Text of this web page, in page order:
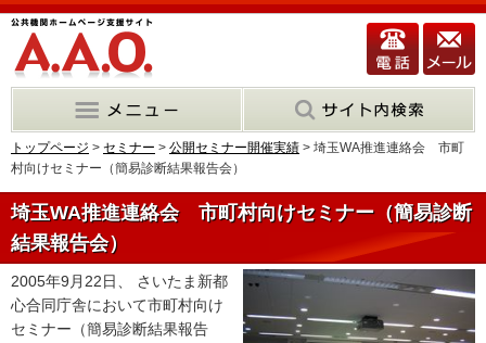
トップページ > セミナー > 公開セミナー開催実績 > 埼玉WA推進連絡会 市町
村向けセミナー（簡易診断結果報告会）
埼玉WA推進連絡会 市町村向けセミナー（簡易診断
結果報告会）
2005年9月22日、 さいたま新都
心合同庁舎において市町村向け
セミナー（簡易診断結果報告